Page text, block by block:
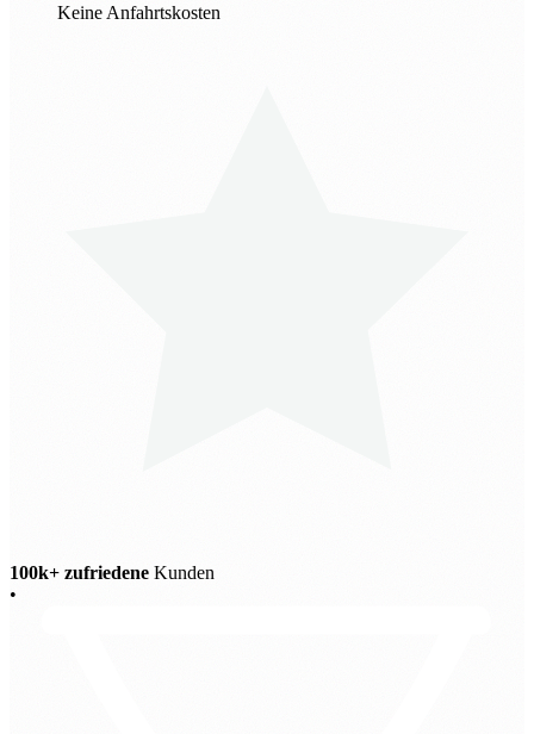
Keine Anfahrtskosten
100k+ zufriedene Kunden
•